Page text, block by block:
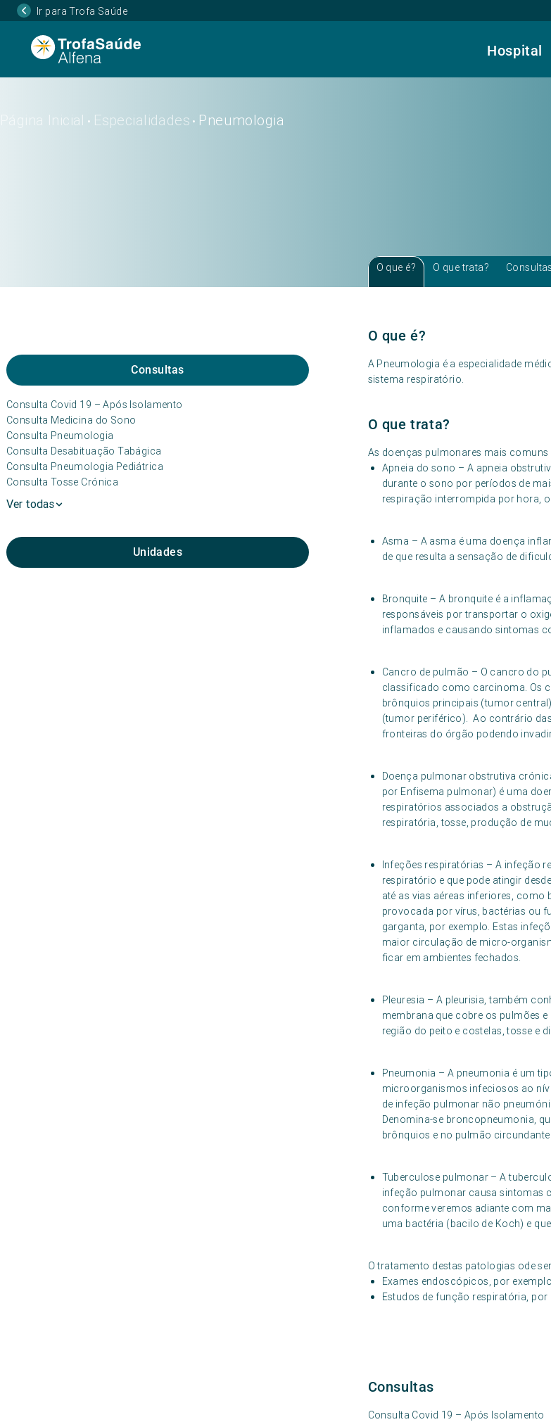
Ir para Trofa Saúde
Hospital
Página Inicial • Especialidades • Pneumologia
Consultas
Consulta Covid 19 – Após Isolamento
Consulta Medicina do Sono
Consulta Pneumologia
Consulta Desabituação Tabágica
Consulta Pneumologia Pediátrica
Consulta Tosse Crónica
Ver todas
Unidades
O que é? O que trata? Consultas
O que é?
A Pneumologia é a especialidade
sistema respiratório.
O que trata?
As doenças pulmonares mais comuns
Apneia do sono – A apneia
durante o sono por períodos de
respiração interrompida por hora,
Asma – A asma é uma doença
de que resulta a sensação de
Bronquite – A bronquite é a
responsáveis por transportar o
inflamados e causando sintomas
Cancro de pulmão – O cancro do
classificado como carcinoma. Os
brônquios principais (tumor
(tumor periférico). Ao contrário
fronteiras do órgão podendo
Doença pulmonar obstrutiva
por Enfisema pulmonar) é uma
respiratórios associados a
respiratória, tosse, produção de
Infeções respiratórias – A infeção
respiratório e que pode atingir
até as vias aéreas inferiores, como
provocada por vírus, bactérias ou
garganta, por exemplo. Estas
maior circulação de micro-
ficar em ambientes fechados.
Pleuresia – A pleurisia, também
membrana que cobre os pulmões
região do peito e costelas, tosse e
Pneumonia – A pneumonia é um
microorganismos infeciosos ao
de infeção pulmonar não
Denomina-se broncopneumonia,
brônquios e no pulmão circundante.
Tuberculose pulmonar – A
infeção pulmonar causa sintomas
conforme veremos adiante com
uma bactéria (bacilo de Koch) e
O tratamento destas patologias ode
Exames endoscópicos, por
Estudos de função respiratória,
Consultas
Consulta Covid 19 – Após Isolamento